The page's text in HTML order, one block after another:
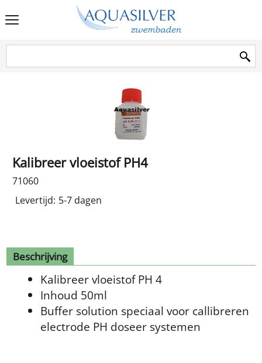
Kalibreer vloeistof PH4
71060
Levertijd: 5-7 dagen
Beschrijving
Kalibreer vloeistof PH 4
Inhoud 50ml
Buffer solution speciaal voor callibreren
electrode PH doseer systemen